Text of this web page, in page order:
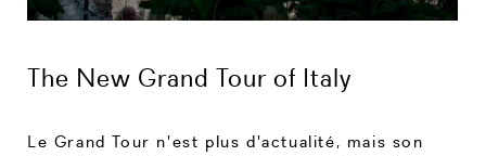
The New Grand Tour of Italy
Le Grand Tour n'est plus d'actualité, mais son